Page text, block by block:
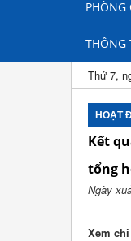
PHÒNG
THÔNG
Thứ 7,
HOẠT
Kết
tổng
Ngày
Xem